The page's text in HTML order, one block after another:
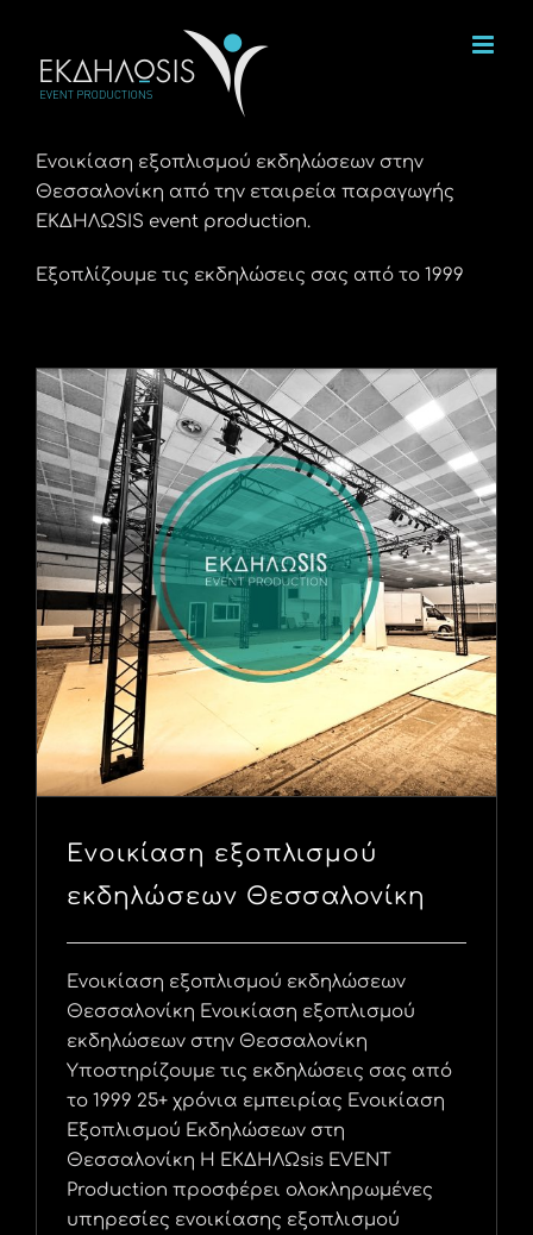
περιεχόμενο
Ενοικίαση εξοπλισμού εκδηλώσεων στην
Θεσσαλονίκη από την εταιρεία παραγωγής
ΕΚΔΗΛΩSIS event production.
Εξοπλίζουμε τις εκδηλώσεις σας από το 1999
Ενοικίαση εξοπλισμού
εκδηλώσεων Θεσσαλονίκη
Ενοικίαση εξοπλισμού εκδηλώσεων
Θεσσαλονίκη Ενοικίαση εξοπλισμού
εκδηλώσεων στην Θεσσαλονίκη
Υποστηρίζουμε τις εκδηλώσεις σας από
το 1999 25+ χρόνια εμπειρίας Ενοικίαση
Εξοπλισμού Εκδηλώσεων στη
Θεσσαλονίκη Η ΕΚΔΗΛΩsis EVENT
Production προσφέρει ολοκληρωμένες
υπηρεσίες ενοικίασης εξοπλισμού